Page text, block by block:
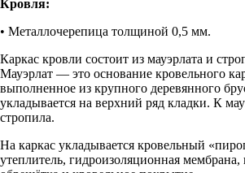
Кровля:
• Металлочерепица толщиной 0,5 мм.
Каркас кровли состоит из мауэрлата и
Мауэрлат — это основание кровельного
выполненное из крупного деревянного
укладывается на верхний ряд кладки. К
стропила.
На каркас укладывается кровельный
утеплитель, гидроизоляционная мембрана,